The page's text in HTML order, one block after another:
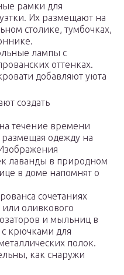
рамки для
Их размещают на
столике, тумбочках,
лампы с
оттенках.
добавляют уюта
создать
течение времени
одежду на
лаванды в природном
в доме напомнят о
сочетаниях
или оливкового
и мыльниц в
крючками для
полок.
как снаружи